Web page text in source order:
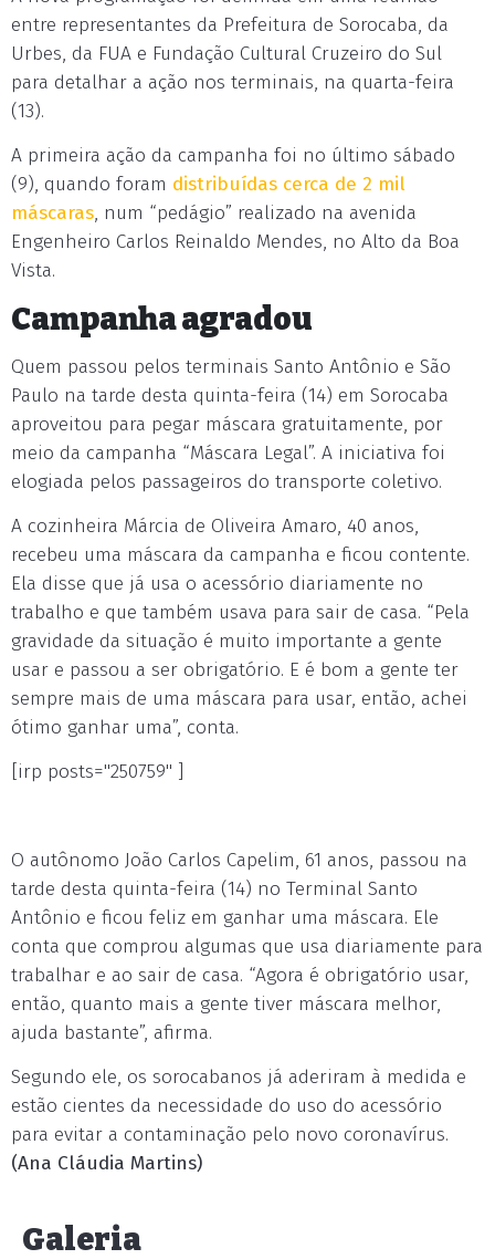
entre representantes da Prefeitura de Sorocaba, da
Urbes, da FUA e Fundação Cultural Cruzeiro do Sul
para detalhar a ação nos terminais, na quarta-feira
(13).
A primeira ação da campanha foi no último sábado
(9), quando foram distribuídas cerca de 2 mil
máscaras, num “pedágio” realizado na avenida
Engenheiro Carlos Reinaldo Mendes, no Alto da Boa
Vista.
Campanha agradou
Quem passou pelos terminais Santo Antônio e São
Paulo na tarde desta quinta-feira (14) em Sorocaba
aproveitou para pegar máscara gratuitamente, por
meio da campanha “Máscara Legal”. A iniciativa foi
elogiada pelos passageiros do transporte coletivo.
A cozinheira Márcia de Oliveira Amaro, 40 anos,
recebeu uma máscara da campanha e ficou contente.
Ela disse que já usa o acessório diariamente no
trabalho e que também usava para sair de casa. “Pela
gravidade da situação é muito importante a gente
usar e passou a ser obrigatório. E é bom a gente ter
sempre mais de uma máscara para usar, então, achei
ótimo ganhar uma”, conta.
[irp posts="250759" ]
O autônomo João Carlos Capelim, 61 anos, passou na
tarde desta quinta-feira (14) no Terminal Santo
Antônio e ficou feliz em ganhar uma máscara. Ele
conta que comprou algumas que usa diariamente para
trabalhar e ao sair de casa. “Agora é obrigatório usar,
então, quanto mais a gente tiver máscara melhor,
ajuda bastante”, afirma.
Segundo ele, os sorocabanos já aderiram à medida e
estão cientes da necessidade do uso do acessório
para evitar a contaminação pelo novo coronavírus.
(Ana Cláudia Martins)
Galeria